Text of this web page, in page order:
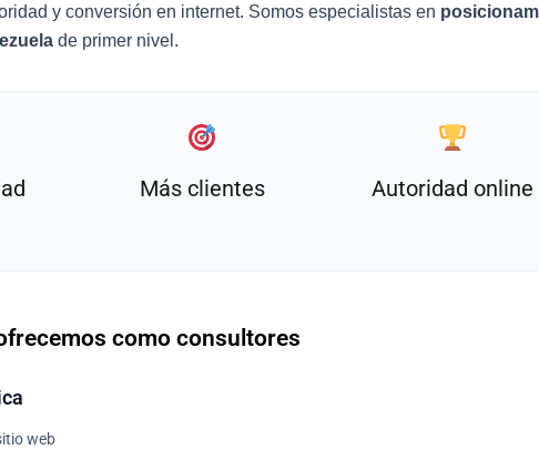
y conversión en internet. Somos especialistas en
de primer nivel.
Más clientes Autoridad online
como consultores
web